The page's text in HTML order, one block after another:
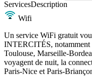
ServicesDescription
Wifi
Un service WiFi gratuit
INTERCITÉS, notamment
Toulouse, Marseille-
voyagent de nuit, la
Paris-Nice et Paris-